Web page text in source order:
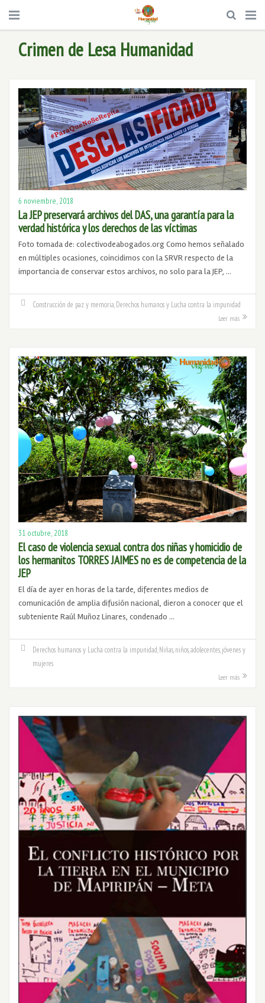
Crimen de Lesa Humanidad
6 noviembre, 2018
La JEP preservará archivos del DAS, una garantía para la
verdad histórica y los derechos de las víctimas
Foto tomada de: colectivodeabogados.org Como hemos señalado
en múltiples ocasiones, coincidimos con la SRVR respecto de la
importancia de conservar estos archivos, no solo para la JEP, …
Construcción de paz y memoria,Derechos humanos y Lucha contra la impunidad
Leer más
31 octubre, 2018
El caso de violencia sexual contra dos niñas y homicidio de
los hermanitos TORRES JAIMES no es de competencia de la
JEP
El día de ayer en horas de la tarde, diferentes medios de
comunicación de amplia difusión nacional, dieron a conocer que el
subteniente Raúl Muñoz Linares, condenado …
Derechos humanos y Lucha contra la impunidad Niñas, niños, adolecentes, jóvenes y
mujeres
Leer más